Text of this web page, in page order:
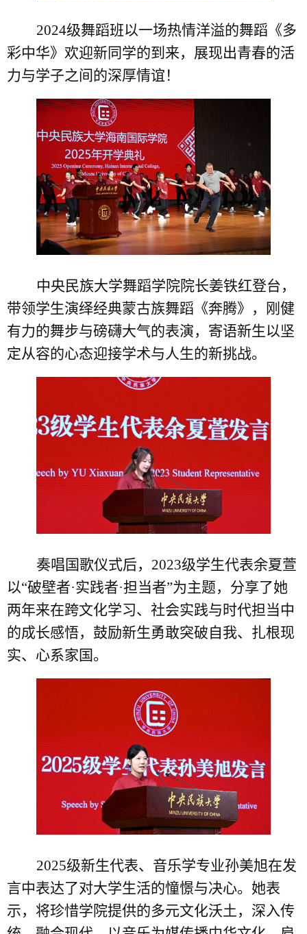
2024级舞蹈班以一场热情洋溢的舞蹈《多
彩中华》欢迎新同学的到来，展现出青春的活
力与学子之间的深厚情谊！
中央民族大学舞蹈学院院长姜铁红登台，
带领学生演绎经典蒙古族舞蹈《奔腾》，刚健
有力的舞步与磅礴大气的表演，寄语新生以坚
定从容的心态迎接学术与人生的新挑战。
奏唱国歌仪式后，2023级学生代表余夏萱
以“破壁者·实践者·担当者”为主题，分享了她
两年来在跨文化学习、社会实践与时代担当中
的成长感悟，鼓励新生勇敢突破自我、扎根现
实、心系家国。
2025级新生代表、音乐学专业孙美旭在发
言中表达了对大学生活的憧憬与决心。她表
示，将珍惜学院提供的多元文化沃土，深入传